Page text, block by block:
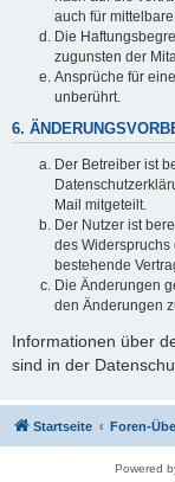
auch für
Die
zugunsten der
Ansprüche für
unberührt.
6.
Der Betreiber ist
Mail mitgeteilt.
Der Nutzer ist
des
bestehende
Die Änderungen
den Änderungen
Informationen über
sind in der
Startseite Foren-
Powered